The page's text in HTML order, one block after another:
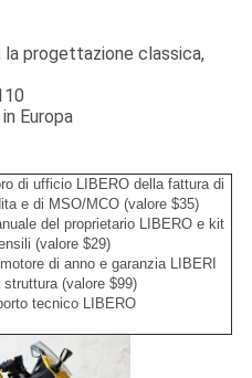
la progettazione classica,
Europa
di ufficio LIBERO della fattura di
e di MSO/MCO (valore $35)
del proprietario LIBERO e kit
(valore $29)
di anno e garanzia LIBERI
struttura (valore $99)
tecnico LIBERO